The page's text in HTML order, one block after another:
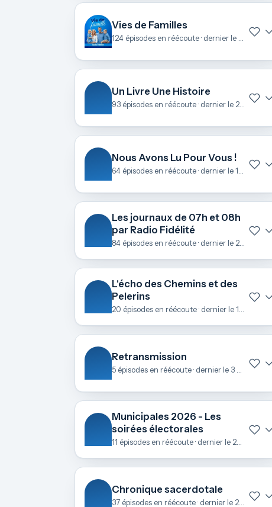
Vies de Familles
Un Livre Une Histoire
Nous Avons Lu Pour Vous !
Les journaux de 07h et 08h
par Radio Fidélité
84 épisodes en réécoute · dernier le 21 mai
L'écho des Chemins et des
Pelerins
20 épisodes en réécoute · dernier le 1 mai
Retransmission
Municipales 2026 - Les
soirées électorales
11 épisodes en réécoute · dernier le 23 mars
Chronique sacerdotale